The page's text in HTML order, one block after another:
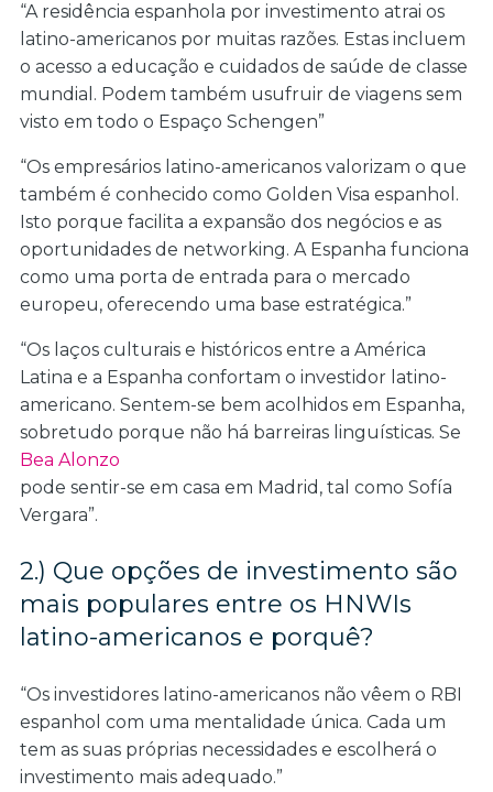
“A residência espanhola por investimento atrai os
latino-americanos por muitas razões. Estas incluem
o acesso a educação e cuidados de saúde de classe
mundial. Podem também usufruir de viagens sem
visto em todo o Espaço Schengen”
“Os empresários latino-americanos valorizam o que
também é conhecido como Golden Visa espanhol.
Isto porque facilita a expansão dos negócios e as
oportunidades de networking. A Espanha funciona
como uma porta de entrada para o mercado
europeu, oferecendo uma base estratégica.”
“Os laços culturais e históricos entre a América
Latina e a Espanha confortam o investidor latino-
americano. Sentem-se bem acolhidos em Espanha,
sobretudo porque não há barreiras linguísticas. Se
Bea Alonzo
pode sentir-se em casa em Madrid, tal como Sofía
Vergara”.
2.) Que opções de investimento são
mais populares entre os HNWIs
latino-americanos e porquê?
“Os investidores latino-americanos não vêem o RBI
espanhol com uma mentalidade única. Cada um
tem as suas próprias necessidades e escolherá o
investimento mais adequado.”